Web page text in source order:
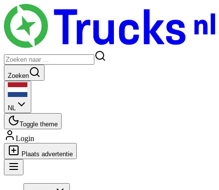
Zoeken
NL
Toggle theme
Login
Plaats advertentie